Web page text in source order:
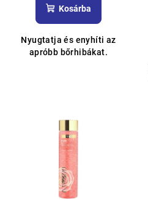
átlagos
értékelése
ből
5,0
Kosárba
Nyugtatja és enyhíti az
apróbb bőrhibákat.